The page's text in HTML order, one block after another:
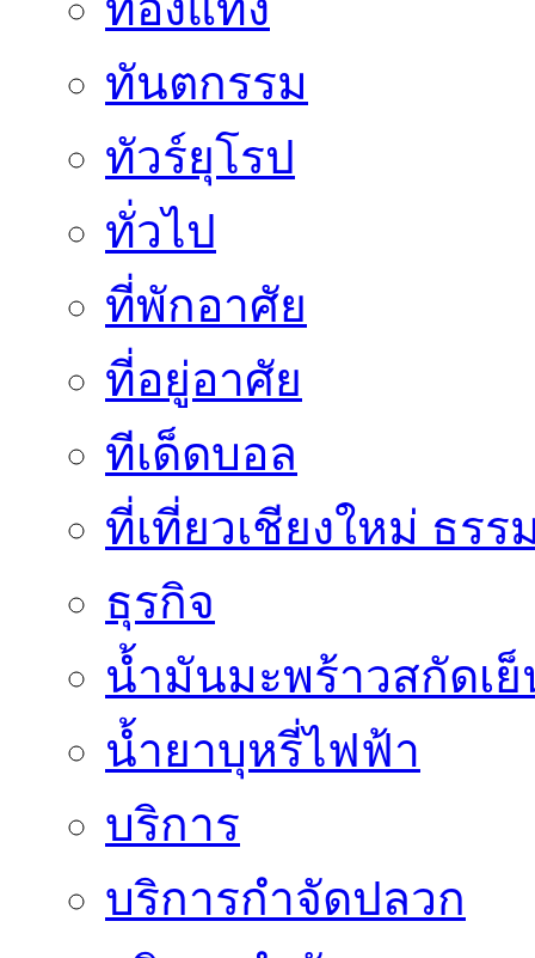
ทันตกรรม
ทัวร์ยุโรป
ทั่วไป
ที่พักอาศัย
ที่อยู่อาศัย
ทีเด็ดบอล
ที่เที่ยวเชียงใหม่ ธรร
ธุรกิจ
น้ำมันมะพร้าวสกัดเ
น้ำยาบุหรี่ไฟฟ้า
บริการ
บริการกำจัดปลวก